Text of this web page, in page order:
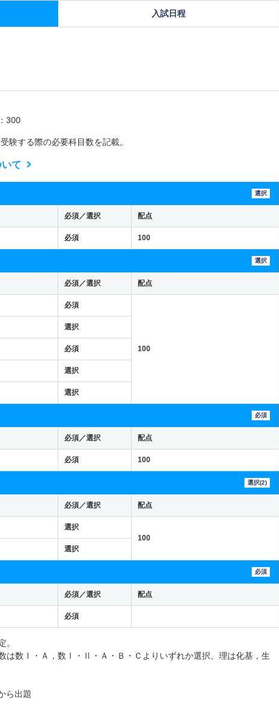
入試日程
300
験する際の必要科目数を記載。
て
選択
必須／選択 配点
必須 100
選択
必須／選択 配点
必須
100
選択
必須
選択
選択
必須
必須／選択 配点
必須 100
選択(2)
必須／選択 配点
選択
100
選択
必須
必須／選択 配点
必須
。
は数Ⅰ・Ａ，数Ⅰ・Ⅱ・Ａ・Ｂ・Ｃよりいずれか選択。理は化基，生
ら出題